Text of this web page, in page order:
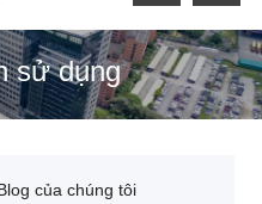
sử dụng
của chúng tôi